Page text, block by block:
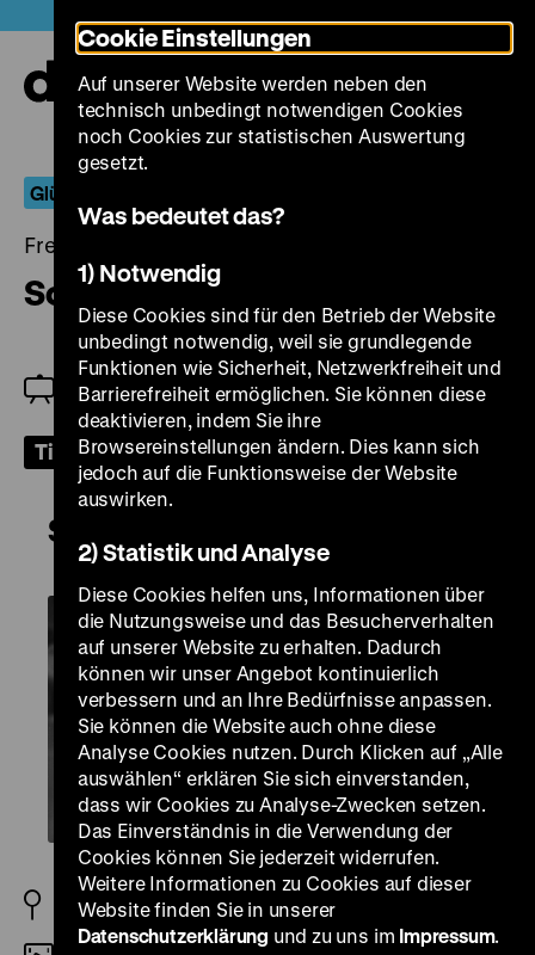
zum
Seiteninhalt
springen
Glück auf!
Freitag, 18. August 2023, 19.00 Uhr
Sonnensucher
Eröffnung der Retrospektive und Einführung:
Patrick Holzapfel
Tickets
Sonnensucher
DDR 1958/72
Cookie Einstellungen
Auf unserer Website werden neben den
technisch unbedingt notwendigen Cookies
noch Cookies zur statistischen Auswertung
gesetzt.
Was bedeutet das?
1) Notwendig
Diese Cookies sind für den Betrieb der Website
unbedingt notwendig, weil sie grundlegende
Funktionen wie Sicherheit, Netzwerkfreiheit und
Barrierefreiheit ermöglichen. Sie können diese
deaktivieren, indem Sie ihre
Browsereinstellungen ändern. Dies kann sich
jedoch auf die Funktionsweise der Website
auswirken.
2) Statistik und Analyse
Diese Cookies helfen uns, Informationen über
die Nutzungsweise und das Besucherverhalten
auf unserer Website zu erhalten. Dadurch
können wir unser Angebot kontinuierlich
verbessern und an Ihre Bedürfnisse anpassen.
Sie können die Website auch ohne diese
Analyse Cookies nutzen. Durch Klicken auf „Alle
auswählen“ erklären Sie sich einverstanden,
dass wir Cookies zu Analyse-Zwecken setzen.
Das Einverständnis in die Verwendung der
Cookies können Sie jederzeit widerrufen.
Weitere Informationen zu Cookies auf dieser
Website finden Sie in unserer
Datenschutzerklärung und zu uns im Impressum.